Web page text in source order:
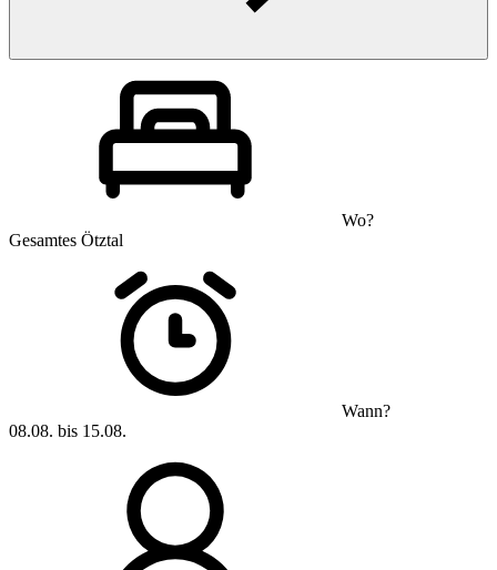
Wo?
Gesamtes Ötztal
Wann?
08.08. bis 15.08.